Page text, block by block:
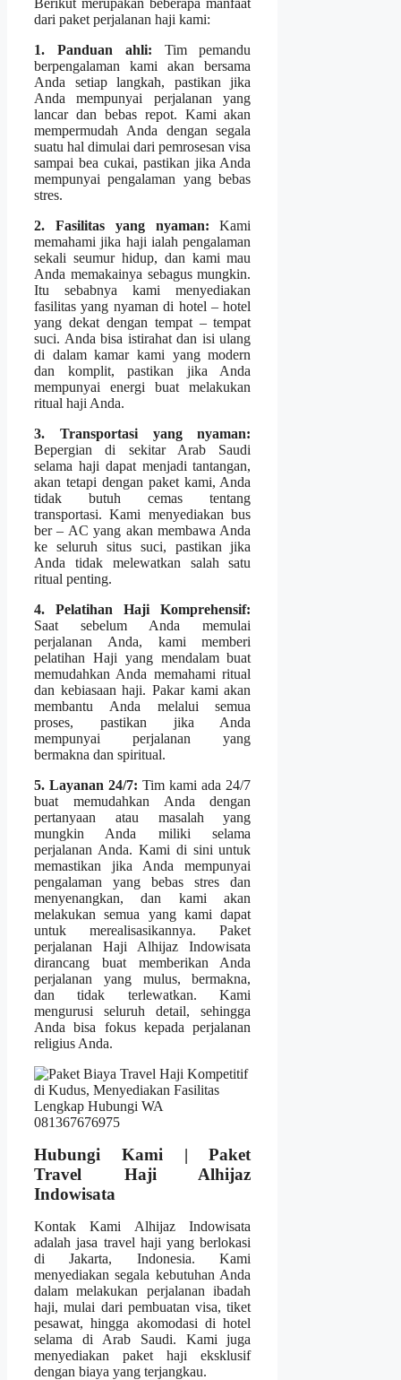
dari paket perjalanan haji kami:
1. Panduan ahli: Tim pemandu
berpengalaman kami akan bersama
Anda setiap langkah, pastikan jika
Anda mempunyai perjalanan yang
lancar dan bebas repot. Kami akan
mempermudah Anda dengan segala
suatu hal dimulai dari pemrosesan visa
sampai bea cukai, pastikan jika Anda
mempunyai pengalaman yang bebas
stres.
2. Fasilitas yang nyaman: Kami
memahami jika haji ialah pengalaman
sekali seumur hidup, dan kami mau
Anda memakainya sebagus mungkin.
Itu sebabnya kami menyediakan
fasilitas yang nyaman di hotel – hotel
yang dekat dengan tempat – tempat
suci. Anda bisa istirahat dan isi ulang
di dalam kamar kami yang modern
dan komplit, pastikan jika Anda
mempunyai energi buat melakukan
ritual haji Anda.
3. Transportasi yang nyaman:
Bepergian di sekitar Arab Saudi
selama haji dapat menjadi tantangan,
akan tetapi dengan paket kami, Anda
tidak butuh cemas tentang
transportasi. Kami menyediakan bus
ber – AC yang akan membawa Anda
ke seluruh situs suci, pastikan jika
Anda tidak melewatkan salah satu
ritual penting.
4. Pelatihan Haji Komprehensif:
Saat sebelum Anda memulai
perjalanan Anda, kami memberi
pelatihan Haji yang mendalam buat
memudahkan Anda memahami ritual
dan kebiasaan haji. Pakar kami akan
membantu Anda melalui semua
proses, pastikan jika Anda
mempunyai perjalanan yang
bermakna dan spiritual.
5. Layanan 24/7: Tim kami ada 24/7
buat memudahkan Anda dengan
pertanyaan atau masalah yang
mungkin Anda miliki selama
perjalanan Anda. Kami di sini untuk
memastikan jika Anda mempunyai
pengalaman yang bebas stres dan
menyenangkan, dan kami akan
melakukan semua yang kami dapat
untuk merealisasikannya. Paket
perjalanan Haji Alhijaz Indowisata
dirancang buat memberikan Anda
perjalanan yang mulus, bermakna,
dan tidak terlewatkan. Kami
mengurusi seluruh detail, sehingga
Anda bisa fokus kepada perjalanan
religius Anda.
Hubungi Kami | Paket
Travel Haji Alhijaz
Indowisata
Kontak Kami Alhijaz Indowisata
adalah jasa travel haji yang berlokasi
di Jakarta, Indonesia. Kami
menyediakan segala kebutuhan Anda
dalam melakukan perjalanan ibadah
haji, mulai dari pembuatan visa, tiket
pesawat, hingga akomodasi di hotel
selama di Arab Saudi. Kami juga
menyediakan paket haji eksklusif
dengan biaya yang terjangkau.